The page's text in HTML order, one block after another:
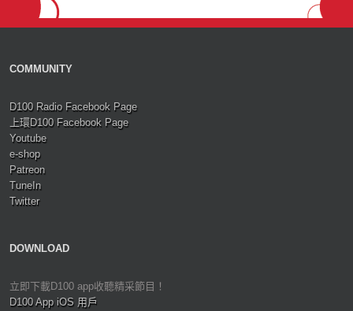
COMMUNITY
D100 Radio Facebook Page
上環D100 Facebook Page
Youtube
e-shop
Patreon
TuneIn
Twitter
DOWNLOAD
立即下載D100 app收聽精采節目！
D100 App iOS 用戶